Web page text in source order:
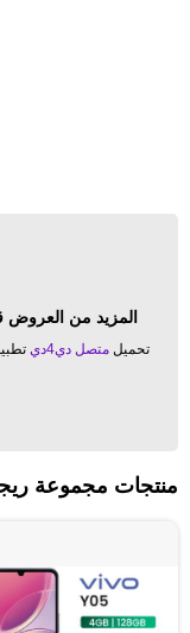
المزيد من العروض
تحميل متصل دي4دي
منتجات مجموعة